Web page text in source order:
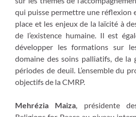
qui puisse permettre une réflexion
place et les enjeux de la laïcité à
de l’existence humaine. Il est
développer les formations sur
domaine des soins palliatifs, de la
périodes de deuil. L’ensemble du
objectifs de la CMRP.
Mehrézia Maiza , présidente